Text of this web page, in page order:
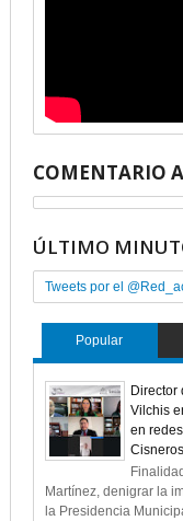
COMENTARIO
ÚLTIMO
Tweets por el
Popular
Director
Vilchis
en
Martínez, denigrar la
la Presidencia